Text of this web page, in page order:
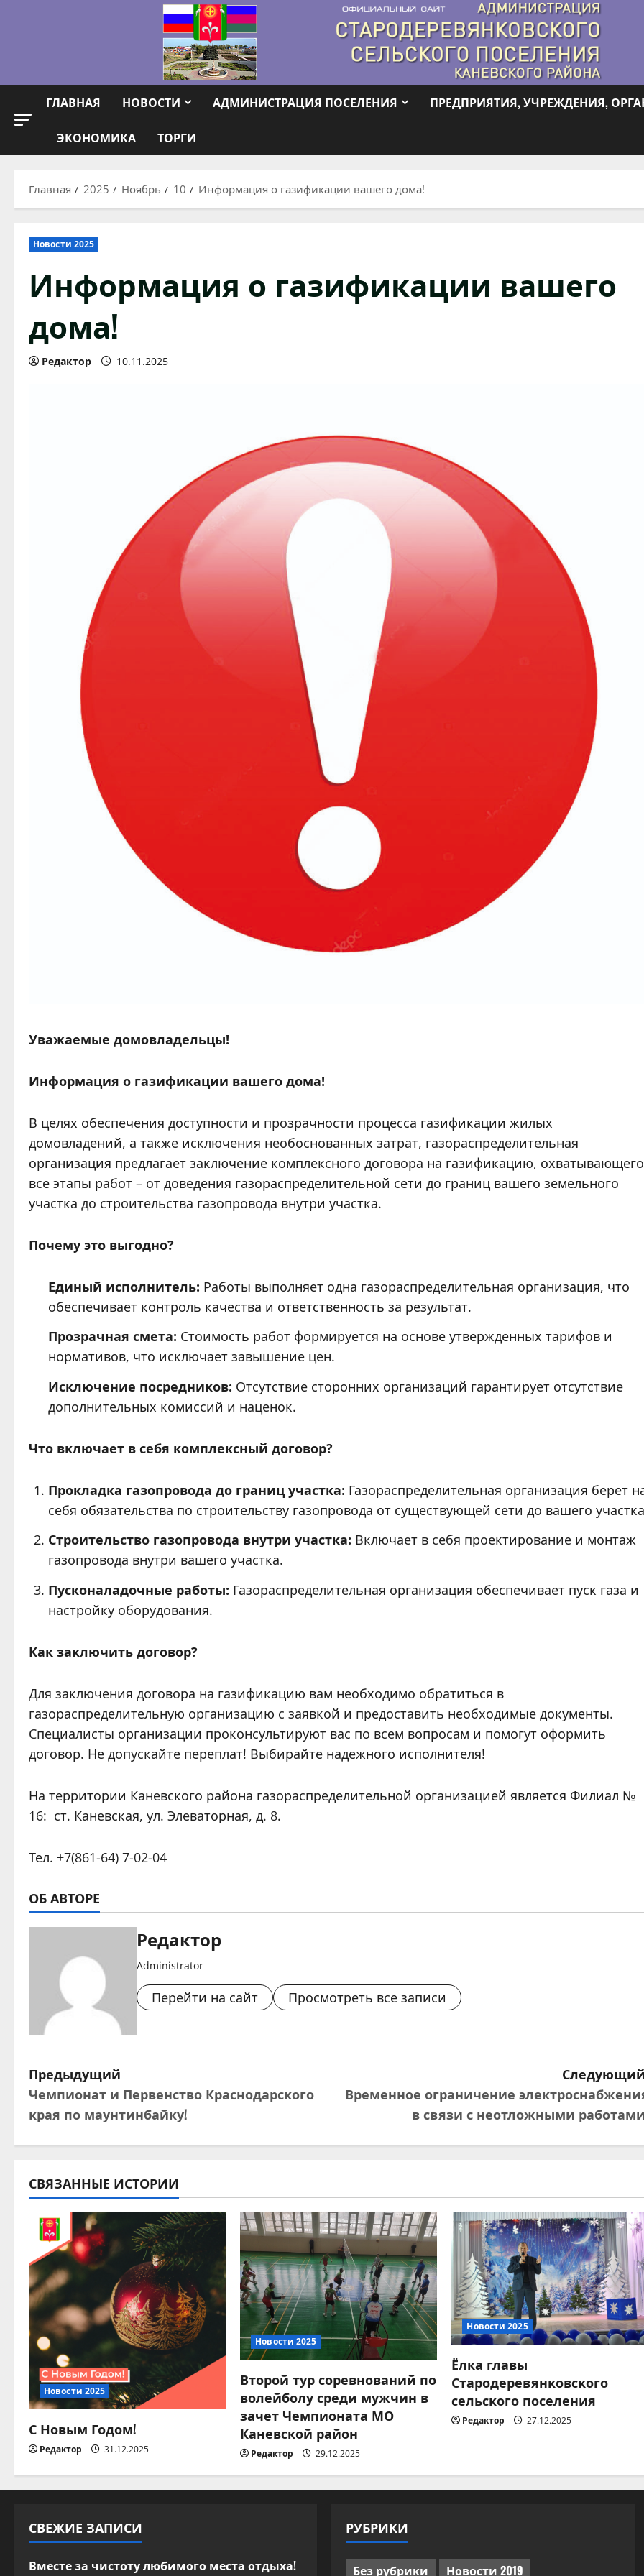
ГЛАВНАЯ НОВОСТИ АДМИНИСТРАЦИЯ ПОСЕЛЕНИЯ ПРЕДПРИЯТИЯ, УЧРЕЖДЕНИЯ,
ЭКОНОМИКА ТОРГИ
Главная 2025 Ноябрь 10 Информация о газификации вашего дома!
Новости 2025
Информация о газификации вашего
дома!
Редактор 10.11.2025
Уважаемые домовладельцы!
Информация о газификации вашего дома!
В целях обеспечения доступности и прозрачности процесса газификации жилых
домовладений, а также исключения необоснованных затрат, газораспределительная
организация предлагает заключение комплексного договора на газификацию, охватывающего
все этапы работ – от доведения газораспределительной сети до границ вашего земельного
участка до строительства газопровода внутри участка.
Почему это выгодно?
Единый исполнитель: Работы выполняет одна газораспределительная организация, что
обеспечивает контроль качества и ответственность за результат.
Прозрачная смета: Стоимость работ формируется на основе утвержденных тарифов и
нормативов, что исключает завышение цен.
Исключение посредников: Отсутствие сторонних организаций гарантирует отсутствие
дополнительных комиссий и наценок.
Что включает в себя комплексный договор?
Прокладка газопровода до границ участка: Газораспределительная организация берет
себя обязательства по строительству газопровода от существующей сети до вашего
Строительство газопровода внутри участка: Включает в себя проектирование и монтаж
газопровода внутри вашего участка.
Пусконаладочные работы: Газораспределительная организация обеспечивает пуск газа и
настройку оборудования.
Как заключить договор?
Для заключения договора на газификацию вам необходимо обратиться в
газораспределительную организацию с заявкой и предоставить необходимые документы.
Специалисты организации проконсультируют вас по всем вопросам и помогут оформить
договор. Не допускайте переплат! Выбирайте надежного исполнителя!
На территории Каневского района газораспределительной организацией является Филиал №
16: ст. Каневская, ул. Элеваторная, д. 8.
Тел. +7(861-64) 7-02-04
ОБ АВТОРЕ
Редактор
Administrator
Перейти на сайт Просмотреть все записи
Н
а
в
г
а
ц
и
я
п
о
з
а
п
и
с
я
Предыдущий
Чемпионат и Первенство Краснодарского
края по маунтинбайку!
Временное ограничение
в связи с неотложными
СВЯЗАННЫЕ ИСТОРИИ
Новости 2025
С Новым Годом!
Редактор 31.12.2025
Новости 2025
Второй тур соревнований по
волейболу среди мужчин в
зачет Чемпионата МО
Каневской район
Редактор 29.12.2025
Новости 2025
Ёлка главы
Стародеревянковского
сельского поселения
Редактор 27.12.2025
ответственному
обращению с
животными
07.08.2026
СВЕЖИЕ ЗАПИСИ
Вместе за чистоту любимого места отдыха!
РУБРИКИ
Без рубрики Новости 2019